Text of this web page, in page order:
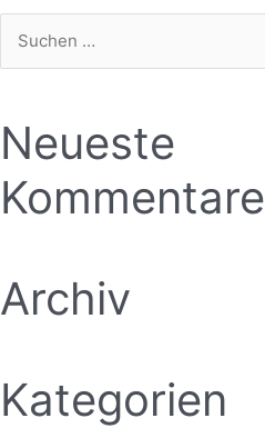
e
n
c
Neueste
Kommentare
Archiv
Kategorien